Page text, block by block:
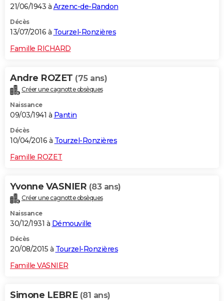
21/06/1943 à Arzenc-de-Randon
Décès
13/07/2016 à Tourzel-Ronzières
Famille RICHARD
Andre ROZET (75 ans)
Créer une cagnotte obsèques
Naissance
09/03/1941 à Pantin
Décès
10/04/2016 à Tourzel-Ronzières
Famille ROZET
Yvonne VASNIER (83 ans)
Créer une cagnotte obsèques
Naissance
30/12/1931 à Démouville
Décès
20/08/2015 à Tourzel-Ronzières
Famille VASNIER
Simone LEBRE (81 ans)